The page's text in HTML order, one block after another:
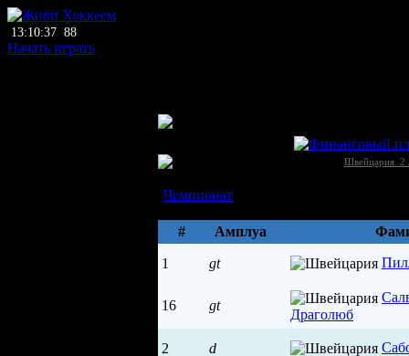
13:10:37 88
Начать играть
Швейцария. 2
Чемпионат
#
Амплуа
1 gt
16 gt
Драголюб
2 d